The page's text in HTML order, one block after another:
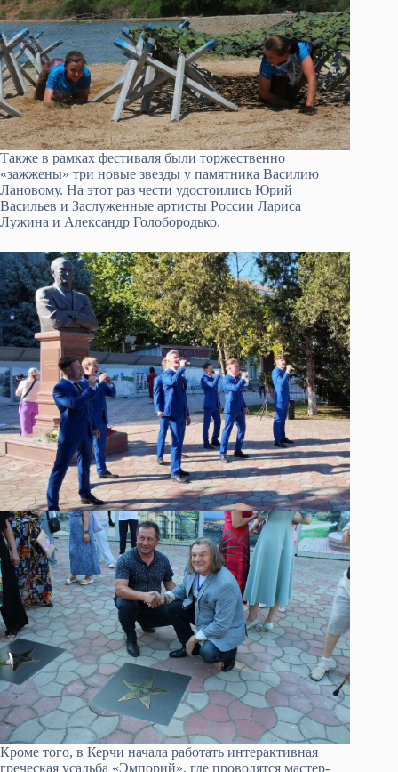
Также в рамках фестиваля были торжественно
«зажжены» три новые звезды у памятника Василию
Лановому. На этот раз чести удостоились Юрий
Васильев и Заслуженные артисты России Лариса
Лужина и Александр Голобородько.
Кроме того, в Керчи начала работать интерактивная
греческая усадьба «Эмпорий», где проводятся мастер-